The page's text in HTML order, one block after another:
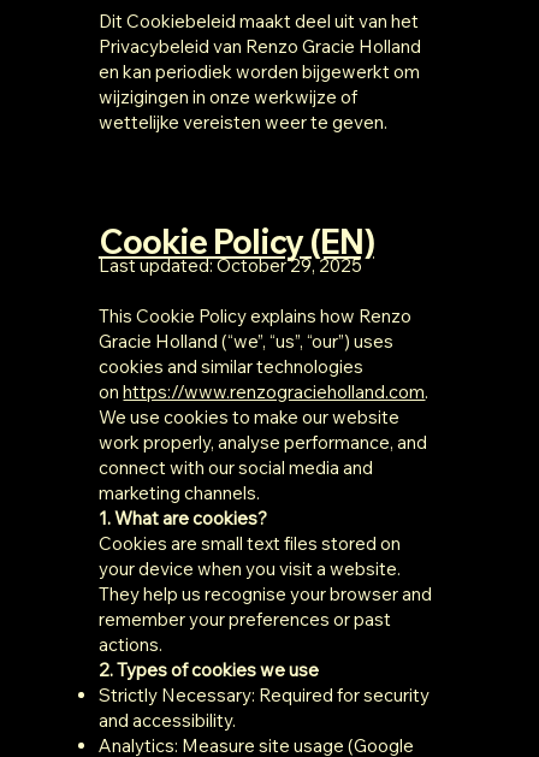
Cookie Policy (EN)
Dit Cookiebeleid maakt deel uit van het
Privacybeleid van Renzo Gracie Holland
en kan periodiek worden bijgewerkt om
wijzigingen in onze werkwijze of
wettelijke vereisten weer te geven.
Last updated: October 29, 2025
This Cookie Policy explains how Renzo
Gracie Holland (“we”, “us”, “our”) uses
cookies and similar technologies
onhttps://www.renzogracieholland.com.
We use cookies to make our website
work properly, analyse performance, and
connect with our social media and
marketing channels.
1. What are cookies?
Cookies are small text files stored on
your device when you visit a website.
They help us recognise your browser and
remember your preferences or past
actions.
2. Types of cookies we use
Strictly Necessary: Required for security
and accessibility.
Analytics: Measure site usage (Google